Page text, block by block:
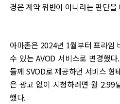
경은 계약 위반이 아니라는 판단을
아마존은 2024년 1월부터 프라임
수 있는 AVOD 서비스로 변경했
들께 SVOD로 제공하던 서비스 형
은 광고 없이 시청하려면 월 2.99
했다.